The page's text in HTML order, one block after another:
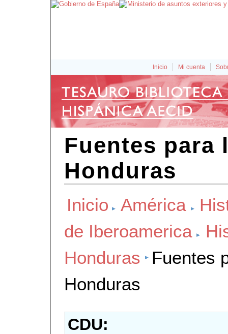
Inicio Mi cuenta
Fuentes para
Honduras
Inicio América
de Iberoamerica
Honduras
Fuentes
Honduras
CDU